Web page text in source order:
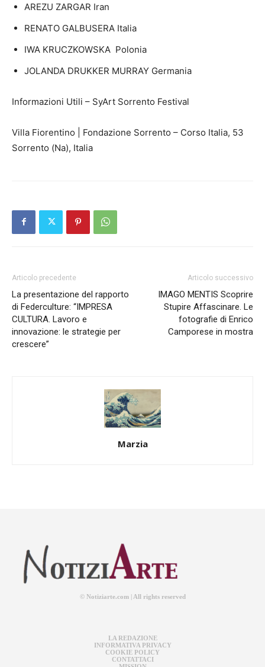
AREZU ZARGAR Iran
RENATO GALBUSERA Italia
IWA KRUCZKOWSKA Polonia
JOLANDA DRUKKER MURRAY Germania
Informazioni Utili – SyArt Sorrento Festival
Villa Fiorentino | Fondazione Sorrento – Corso Italia, 53
Sorrento (Na), Italia
Articolo precedente
La presentazione del rapporto
di Federculture: “IMPRESA
CULTURA. Lavoro e
innovazione: le strategie per
crescere”
Articolo successivo
IMAGO MENTIS Scoprire
Stupire Affascinare. Le
fotografie di Enrico
Camporese in mostra
Marzia
© Notiziarte.com | All rights reserved
LA REDAZIONE
INFORMATIVA PRIVACY
COOKIE POLICY
CONTATTACI